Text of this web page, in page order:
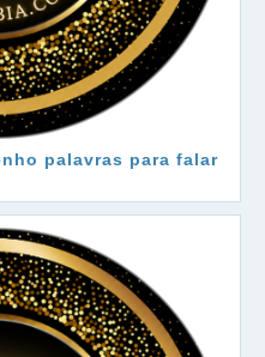
palavras para falar